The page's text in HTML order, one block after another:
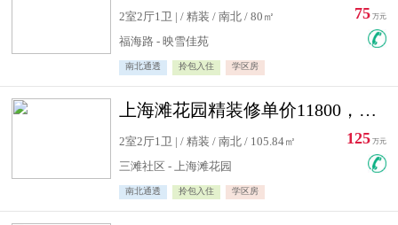
2室2厅1卫 | / 精装 / 南北 / 80㎡
福海路 - 映雪佳苑
南北通透 拎包入住 学区房
75 万元
上海滩花园精装修单价11800，价格最低的两居室，无敌视野
2室2厅1卫 | / 精装 / 南北 / 105.84㎡
三滩社区 - 上海滩花园
南北通透 拎包入住 学区房
125 万元